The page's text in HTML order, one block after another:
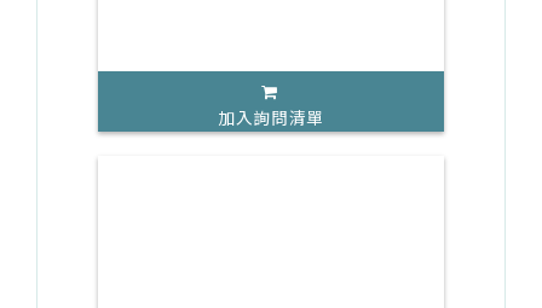
加入詢問清單